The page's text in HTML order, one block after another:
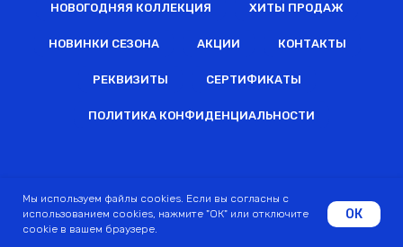
НОВОГОДНЯЯ КОЛЛЕКЦИЯ ХИТЫ ПРОДАЖ
НОВИНКИ СЕЗОНА АКЦИИ КОНТАКТЫ
РЕКВИЗИТЫ СЕРТИФИКАТЫ
ПОЛИТИКА КОНФИДЕНЦИАЛЬНОСТИ
Мы используем файлы cookies. Если вы согласны с
использованием cookies, нажмите "ОК" или отключите
cookie в вашем браузере.
ОК